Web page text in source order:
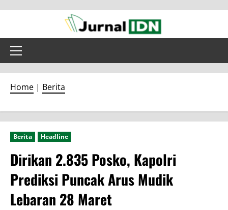
content
Primary
Home | Berita
Berita Headline
Dirikan 2.835 Posko, Kapolri
Prediksi Puncak Arus Mudik
Lebaran 28 Maret